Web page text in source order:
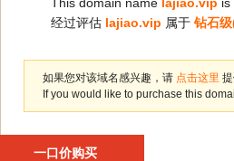
经过评估 lajiao.vip 属于 钻石
如果您对该域名感兴趣，请 点击这里
If you would like to purchase this
一口价购买